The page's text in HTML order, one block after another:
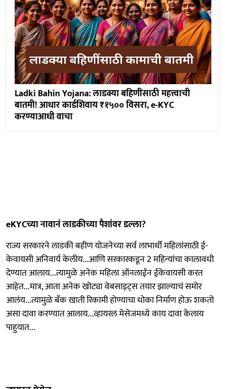
Ladki Bahin Yojana: लाडक्या बहि‍णींसाठी महत्त्वाची
बातमी! आधार कार्डशिवाय ₹१५०० विसरा, e-KYC
करण्याआधी वाचा
eKYCच्या नावानं लाडकीच्या पैशांवर डल्ला?
राज्य सरकारने लाडकी बहीण योजनेच्या सर्व लाभार्थी महिलांसाठी ई-
केवायसी अनिवार्य केलीय...आणि सरकारकडून 2 महिन्यांचा कालावधी
देण्यात आलाय...त्यामुळे अनेक महिला ऑनलाईन ईकेवायसी करत
आहेत...मात्र, आता अनेक खोट्या वेबसाइट्स तयार झाल्याचं समोर
आलंय...त्यामुळे बँक खाती रिकामी होण्याचा धोका निर्माण होऊ शकतो
असा दावा करण्यात आलाय...व्हायरल मेसेजमध्ये काय दावा केलाय
पाहुयात...